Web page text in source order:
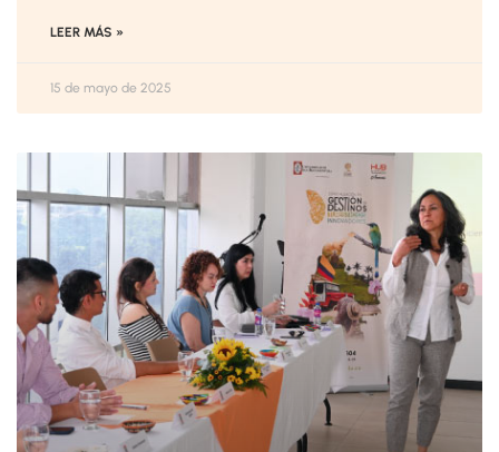
LEER MÁS »
15 de mayo de 2025